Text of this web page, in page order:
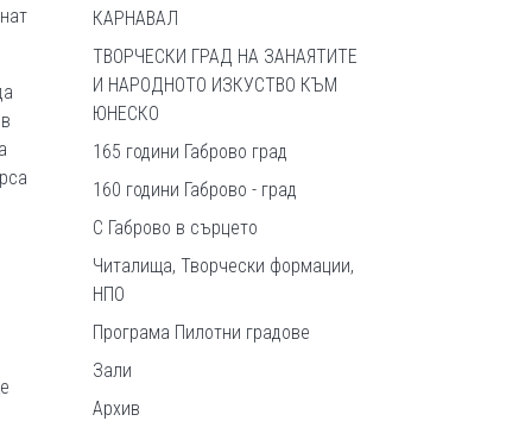
КАРНАВАЛ
ТВОРЧЕСКИ ГРАД НА ЗАНАЯТИТЕ
И НАРОДНОТО ИЗКУСТВО КЪМ
ЮНЕСКО
165 години Габрово град
160 години Габрово - град
С Габрово в сърцето
Читалища, Творчески формации,
НПО
Програма Пилотни градове
Зали
Архив